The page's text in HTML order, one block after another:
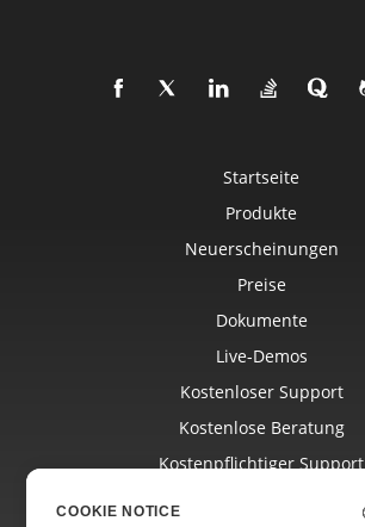
Startseite
Produkte
Neuerscheinungen
Preise
Dokumente
Live-Demos
Kostenloser Support
Kostenlose Beratung
Kostenpflichtiger Support
COOKIE NOTICE